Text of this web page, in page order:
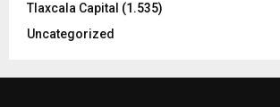
Tlaxcala Capital (1.535)
Uncategorized